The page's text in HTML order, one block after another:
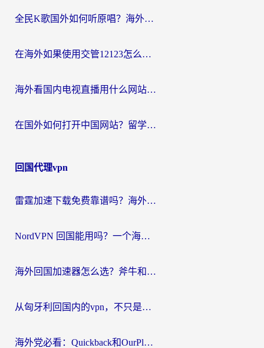
全民K歌国外如何听原唱？海外党亲测有效的回国加速器选择指南
在海外如果使用交管12123怎么处理？留学生亲测有效的回国加速方案
海外看国内电视直播用什么网站比较好？一篇解决你所有追剧难题的实用指南
在国外如何打开中国网站？留学生与海外华人的无缝访问指南
回国代理vpn
雷霆加速下载免费靠谱吗？海外党选回国加速器的避坑指南（附热门工具对比）
NordVPN 回国能用吗？一个海外用户必须面对的真实困境
海外回国加速器怎么选？斧牛和海龟哪个好？一篇帮你避开坑的实用指南
从匈牙利回国内的vpn，不只是为了刷剧那么简单
海外党必看：Quickback和OurPlay好用吗？3分钟选对回国加速器，无缝刷剧玩游戏